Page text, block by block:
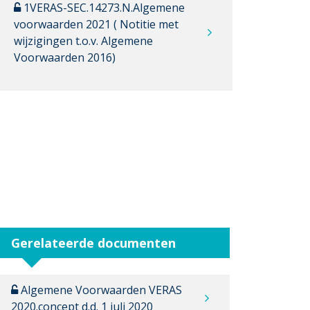
1VERAS-SEC.14273.N.Algemene
voorwaarden 2021 ( Notitie met
wijzigingen t.o.v. Algemene
Voorwaarden 2016)
Gerelateerde documenten
Algemene Voorwaarden VERAS
2020.concept d.d. 1 juli 2020